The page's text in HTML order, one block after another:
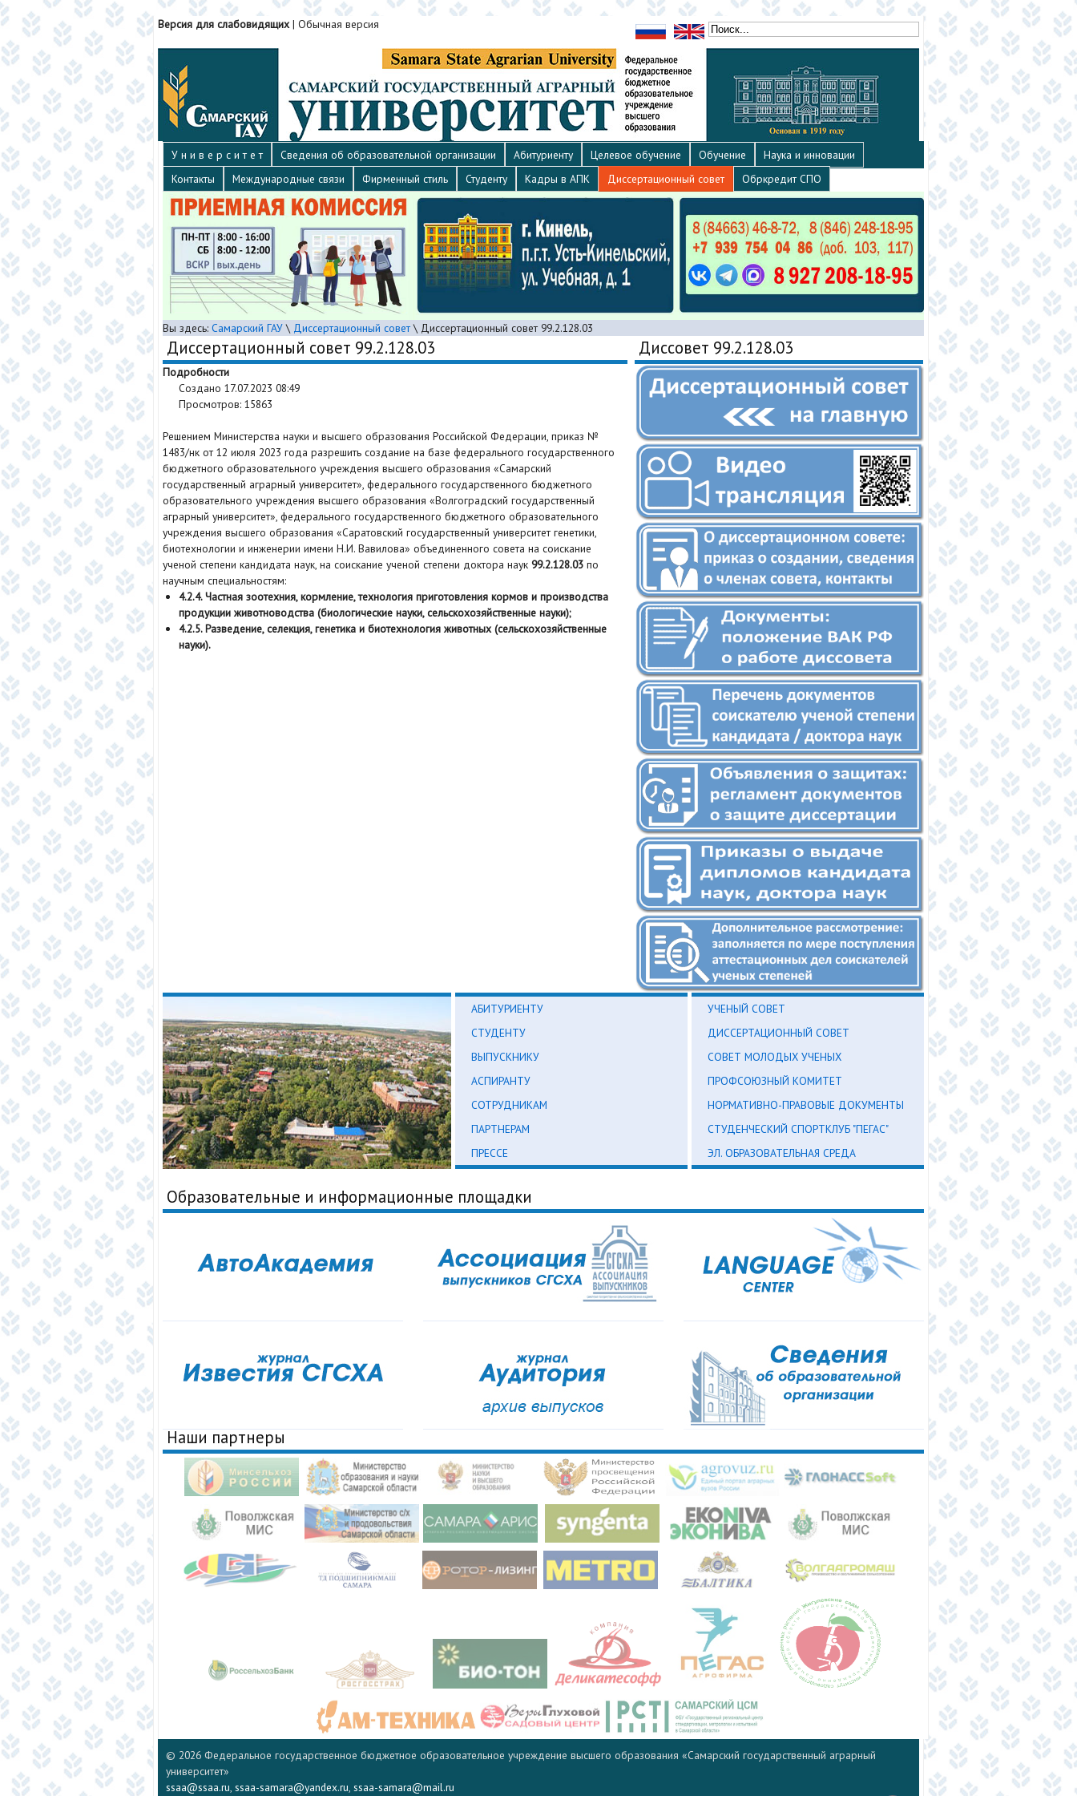
Версия для слабовидящих| Обычная версия
У н и в е р с и т е т Сведения об образовательной организации Абитуриенту Целевое обучение Обучение
Наука и инновации
Контакты
Международные связи Фирменный стиль Студенту Кадры в АПК Диссертационный совет Обркредит СПО
Вы здесь: Самарский ГАУ\ Диссертационный совет\ Диссертационный совет 99.2.128.03
Диссертационный совет 99.2.128.03
Подробности
Создано 17.07.2023 08:49
Просмотров: 15863
Решением Министерства науки и высшего образования Российской Федерации, приказ №
1483/нк от 12 июля 2023 года разрешить создание на базе федерального государственного
бюджетного образовательного учреждения высшего образования «Самарский
государственный аграрный университет», федерального государственного бюджетного
образовательного учреждения высшего образования «Волгоградский государственный
аграрный университет», федерального государственного бюджетного образовательного
учреждения высшего образования «Саратовский государственный университет генетики,
биотехнологии и инженерии имени Н.И. Вавилова» объединенного совета на соискание
ученой степени кандидата наук, на соискание ученой степени доктора наук 99.2.128.03 по
научным специальностям:
4.2.4. Частная зоотехния, кормление, технология приготовления кормов и производства
продукции животноводства (биологические науки, сельскохозяйственные науки);
4.2.5. Разведение, селекция, генетика и биотехнология животных (сельскохозяйственные
науки).
Диссовет 99.2.128.03
АБИТУРИЕНТУ
СТУДЕНТУ
ВЫПУСКНИКУ
АСПИРАНТУ
СОТРУДНИКАМ
ПАРТНЕРАМ
ПРЕССЕ
УЧЕНЫЙ СОВЕТ
ДИССЕРТАЦИОННЫЙ СОВЕТ
СОВЕТ МОЛОДЫХ УЧЕНЫХ
ПРОФСОЮЗНЫЙ КОМИТЕТ
НОРМАТИВНО-ПРАВОВЫЕ ДОКУМЕНТЫ
СТУДЕНЧЕСКИЙ СПОРТКЛУБ "ПЕГАС"
ЭЛ. ОБРАЗОВАТЕЛЬНАЯ СРЕДА
Образовательные и информационные площадки
Наши партнеры
© 2026 Федеральное государственное бюджетное образовательное учреждение высшего образования «Самарский государственный аграрный
университет»
ssaa@ssaa.ru, ssaa-samara@yandex.ru, ssaa-samara@mail.ru